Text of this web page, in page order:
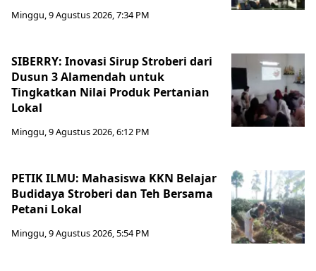
Minggu, 9 Agustus 2026, 7:34 PM
SIBERRY: Inovasi Sirup Stroberi dari
Dusun 3 Alamendah untuk
Tingkatkan Nilai Produk Pertanian
Lokal
Minggu, 9 Agustus 2026, 6:12 PM
PETIK ILMU: Mahasiswa KKN Belajar
Budidaya Stroberi dan Teh Bersama
Petani Lokal
Minggu, 9 Agustus 2026, 5:54 PM